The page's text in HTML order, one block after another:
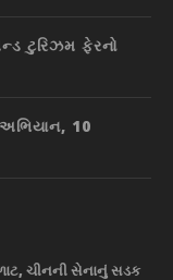
ટુરિઝમ ફેરનો
અભિયાન, 10
ચીનની સેનાનું સડક